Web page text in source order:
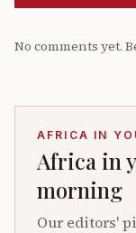
No comments yet.
AFRICA IN
Africa in
morning
Our editors'